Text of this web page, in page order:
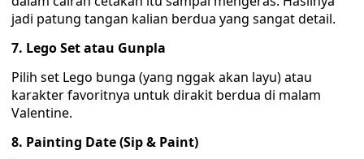
jadi patung tangan kalian berdua yang sangat detail.
7. Lego Set atau Gunpla
Pilih set Lego bunga (yang nggak akan layu) atau
karakter favoritnya untuk dirakit berdua di malam
Valentine.
8. Painting Date (Sip & Paint)